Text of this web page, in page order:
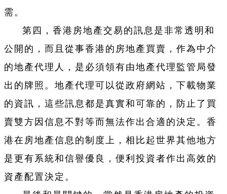
需。
第四，香港房地產交易的訊息是非常透明和
公開的，而且從事香港的房地產買賣，作為中介
的地產代理人，是必須領有由地產代理監管局發
出的牌照。地產代理可以從政府網站，下載物業
的資訊，這些訊息都是真實和可靠的，防止了買
賣雙方因信息不對等而無法作出合適的決定。香
港在房地產信息的制度上，相比起世界其他地方
是更有系統和信譽優良，便利投資者作出高效的
資產配置決定。